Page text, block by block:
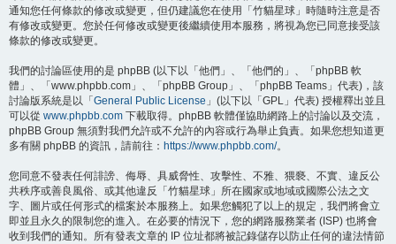
通知您任何條款的修改或變更，但仍建議您在使用「竹貓星球」時隨時注意是否
有修改或變更。您於任何修改或變更後繼續使用本服務，將視為您已同意接受該
條款的修改或變更。
我們的討論區使用的是 phpBB (以下以「他們」、「他們的」、「phpBB 軟
體」、「www.phpbb.com」、「phpBB Group」、「phpBB Teams」代表)，該
討論版系統是以「 General Public License 」(以下以「GPL」代表) 授權釋出並且
可以從 www.phpbb.com 下載取得。phpBB 軟體僅協助網路上的討論以及交流，
phpBB Group 無須對我們允許或不允許的內容或行為舉止負責。如果您想知道更
多有關 phpBB 的資訊，請前往： https://www.phpbb.com/。
您同意不發表任何誹謗、侮辱、具威脅性、攻擊性、不雅、猥褻、不實、違反公
共秩序或善良風俗、或其他違反「竹貓星球」所在國家或地域或國際公法之文
字、圖片或任何形式的檔案於本服務上。如果您觸犯了以上的規定，我們將會立
即並且永久的限制您的進入。在必要的情況下，您的網路服務業者 (ISP) 也將會
收到我們的通知。所有發表文章的 IP 位址都將被記錄儲存以防止任何的違法情節